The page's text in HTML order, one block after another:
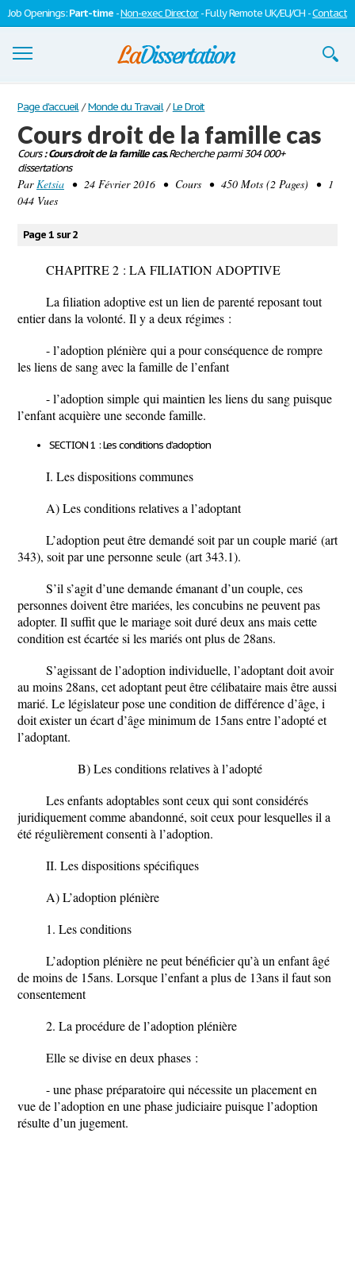
Job Openings:Part-time -Non-exec Director- Fully Remote UK/EU/CH -Contact
Dissertations
S'inscrire
Se connecter
Contactez-nous
Page d'accueil / Monde du Travail / Le Droit
Cours droit de la famille cas
Cours: Cours droit de la famille cas.Recherche parmi 304 000+
dissertations
ParKetsia • 24 Février 2016 • Cours • 450 Mots (2 Pages) • 1
044 Vues
Page 1 sur 2
CHAPITRE 2 : LA FILIATION ADOPTIVE
La filiation adoptive est un lien de parenté reposant tout
entier dans la volonté. Il y a deux régimes :
-l’adoption plénière qui a pour conséquence de rompre
les liens de sang avec la famille de l’enfant
-l’adoption simple qui maintien les liens du sang puisque
l’enfant acquière une seconde famille.
SECTION 1 : Les conditions d’adoption
I. Les dispositions communes
A) Les conditions relatives a l’adoptant
L’adoption peut être demandé soit parun couple marié (art
343), soit parune personne seule (art 343.1).
S’il s’agit d’une demande émanant d’un couple, ces
personnes doivent être mariées, les concubins ne peuvent pas
adopter. Il suffit que le mariage soit duré deux ans mais cette
condition est écartée si les mariés ont plus de 28ans.
S’agissant de l’adoption individuelle, l’adoptant doit avoir
au moins 28ans, cet adoptant peut être célibataire mais être aussi
marié. Le législateur pose une condition de différence d’âge, i
doit exister un écart d’âge minimum de 15ans entre l’adopté et
l’adoptant.
B) Les conditions relatives à l’adopté
Les enfants adoptables sont ceux qui sont considérés
juridiquement comme abandonné, soit ceux pour lesquelles il a
été régulièrement consenti à l’adoption.
II. Les dispositions spécifiques
A) L’adoption plénière
1. Les conditions
L’adoption plénière ne peut bénéficier qu’à un enfant âgé
de moins de 15ans. Lorsque l’enfant a plus de 13ans il faut son
consentement
2. La procédure de l’adoption plénière
Elle se divise en deux phases :
- une phase préparatoire qui nécessite un placement en
vue de l’adoption en une phase judiciaire puisque l’adoption
résulte d’un jugement.